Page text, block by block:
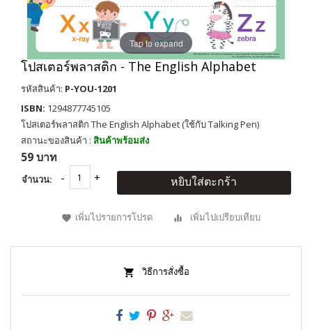
Tap to expand
โปสเตอร์พลาสติก - The English Alphabet
รหัสสินค้า: P-YOU-1201
ISBN: 1294877745105
โปสเตอร์พลาสติก The English Alphabet (ใช้กับ Talking Pen)
สถานะของสินค้า : สินค้าพร้อมส่ง
59 บาท
จำนวน: หยิบใส่ตะกร้า
เพิ่มไปรายการโปรด เพิ่มไปเปรียบเทียบ
วิธีการสั่งซื้อ